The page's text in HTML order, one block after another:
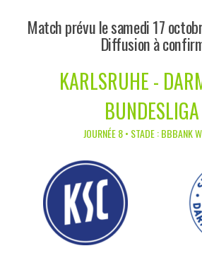
Match prévu le samedi 17
Diffusion à
KARLSRUHE -
JOURNÉE 8 • STADE : BBBANK